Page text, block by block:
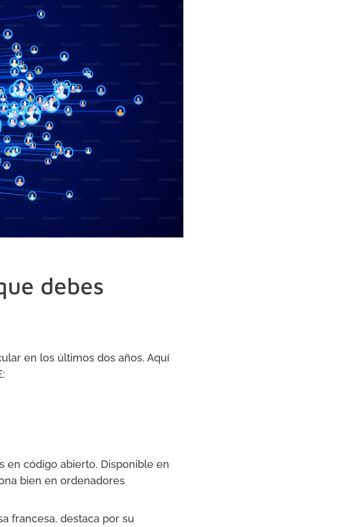
debes
en los últimos dos años. Aquí
código abierto. Disponible en
bien en ordenadores
francesa, destaca por su